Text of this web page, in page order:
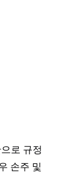
로 규정
손주 및